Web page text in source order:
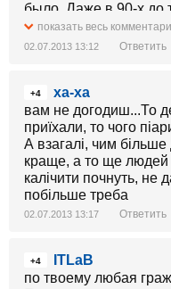
было. Даже в 90-х до
показать весь
02.07.2013 13:12 Ответить
+4
ха-ха
вам не догодиш...То
приїхали, то чого
А взагалі, чим більше
краще, а то ще людей
калічити почнуть, не
побільше треба
02.07.2013 13:17 Ответить
+4
ITLaB
по твоему любая